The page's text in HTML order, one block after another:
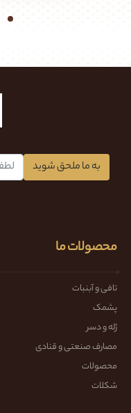
1
به ما ملحق شوید
محصولات ما
تافی و آبنبات
پشمک
ژله و دسر
مصارف صنعتی و قنادی
محصولات
شکلات